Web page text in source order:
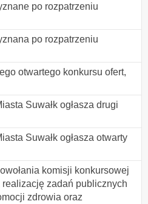
po rozpatrzeniu
po rozpatrzeniu
otwartego konkursu ofert,
Suwałk ogłasza drugi
Suwałk ogłasza otwarty
komisji konkursowej
zadań publicznych
zdrowia oraz